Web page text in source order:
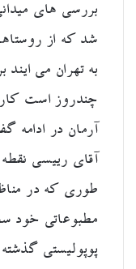
بررسی های
شد که از
به تهران می
چندروز است کار
آرمان در
آقای رییسی
طوری که در
مطبوعاتی خود
پوپولیستی